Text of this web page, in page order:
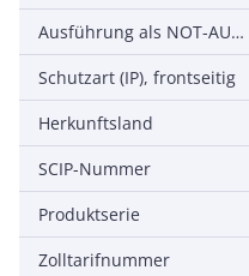
Ausführung als NOT-AUS-Einrichtung
Schutzart (IP), frontseitig
Herkunftsland
SCIP-Nummer
Produktserie
Zolltarifnummer